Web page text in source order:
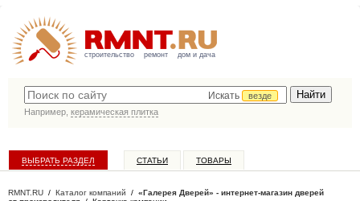
строительство ремонт дом и дача
Искать
везде
Например, керамическая плитка
ВЫБРАТЬ РАЗДЕЛ СТАТЬИ ТОВАРЫ
RMNT.RU / Каталог компаний / «Галерея Дверей» - интернет-магазин дверей